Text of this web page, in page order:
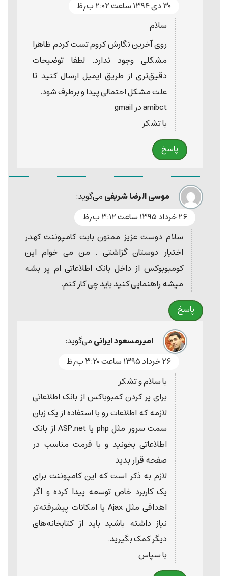
۳۰ دی ۱۳۹۴ ساعت ۲:۰۲ ب٫ظ
سلام
روی آخرین نگارش کروم تست کردم ظاهرا
مشکلی وجود ندارد. لطفا توضیحات
دقیق‌تری از طریق ایمیل ارسال کنید تا
علت مشکل احتمالی پیدا و برطرف شود.
amibct در gmail
با تشکر
پاسخ
موسی الرضا شریفیمی‌گوید:
۲۶ خرداد ۱۳۹۵ ساعت ۳:۱۲ ب٫ظ
سلام دوست عزیز ممنون بابت کامپوننت کهدر
اختیار دوستان گزاشتی . من می خوام این
کومبوبوکس از داخل بانک اطلاعاتی ام پر بشه
میشه راهنمایی کنید باید چی کار کنم.
پاسخ
امیرمسعود ایرانیمی‌گوید:
۲۶ خرداد ۱۳۹۵ ساعت ۳:۲۰ ب٫ظ
با سلام و تشکر
برای پر کردن کمبوباکس از بانک اطلاعاتی
لازمه که اطلاعات رو با استفاده از یک زبان
سمت سرور مثل php یا ASP.net از بانک
اطلاعاتی بخونید و با فرمت مناسب در
صفحه قرار بدید
لازم به ذکر است که این کامپوننت برای
یک کاربرد خاص توسعه پیدا کرده و اگر
اهدافی مثل Ajax یا امکانات پیشرفته‌تر
نیاز داشته باشید باید از کتابخانه‌های
دیگر کمک بگیرید.
با سپاس